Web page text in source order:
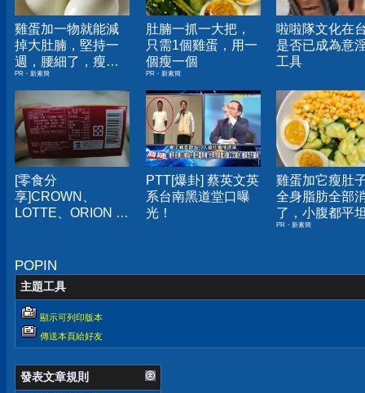
雞蛋加一物就能減
掉大肚腩，堅持一
週，腰細了，瘦到
你懷疑人生！
PR・新素簡
肚腩一抓一大把，
只需1個雞蛋，用一
個瘦一個
PR・新素簡
啦啦隊文化在
是否已成為意
工具
[零食分
享]CROWN、
LOTTE、ORION 三
PTT[爆卦] 蔡英文英
系台南黑道堂口曝
光！
雞蛋加它瘦肚
全身脂肪全部
了，小腹都平
PR・新素簡
POPIN
主題工具
顯示可列印版本
傳送本頁給好友
發表文章規則